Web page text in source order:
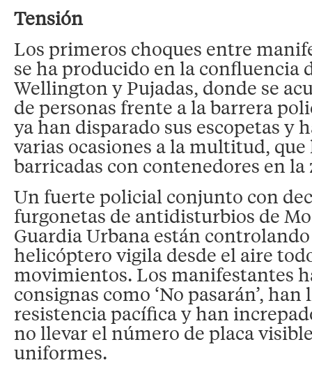
Tensión
Los primeros choques entre
se ha producido en la confluencia
Wellington y Pujadas, donde se
de personas frente a la barrera
ya han disparado sus escopetas y
varias ocasiones a la multitud, que
barricadas con contenedores en la
Un fuerte policial conjunto con
furgonetas de antidisturbios de
Guardia Urbana están
helicóptero vigila desde el aire
movimientos. Los manifestantes
consignas como ‘No pasarán’,
resistencia pacífica y han
no llevar el número de placa
uniformes.